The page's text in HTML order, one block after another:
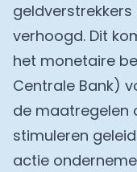
verhoogd. Dit
het monetaire
Centrale Bank)
de maatregelen
stimuleren
actie